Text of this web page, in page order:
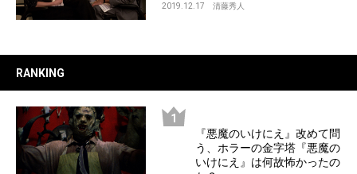
2019.12.17 清藤秀人
RANKING
『悪魔のいけにえ』改めて問
う、ホラーの金字塔『悪魔の
いけにえ』は何故怖かったの